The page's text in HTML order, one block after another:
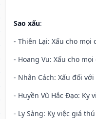
Sao xấu:
- Thiên Lại: Xấu cho mọi
- Hoang Vu: Xấu cho mọi
- Nhân Cách: Xấu đối
- Huyền Vũ Hắc Đạo: Kỵ
- Ly Sàng: Kỵ việc giá